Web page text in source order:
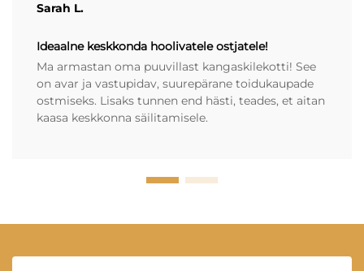
Sarah L.
Ideaalne keskkonda hoolivatele ostjatele!
Ma armastan oma puuvillast kangaskilekotti! See
on avar ja vastupidav, suurepärane toidukaupade
ostmiseks. Lisaks tunnen end hästi, teades, et aitan
kaasa keskkonna säilitamisele.